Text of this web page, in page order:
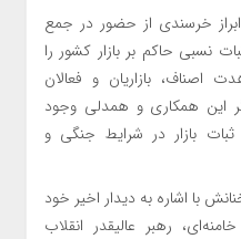
خرسندی از حضور در جمع
نسبی حاکم بر بازار کشور را
بازاریان و فعالان
این همکاری و همدلی وجود
بازار در شرایط جنگی و
با اشاره به دیدار اخیر خود
رهبر عالیقدر انقلاب